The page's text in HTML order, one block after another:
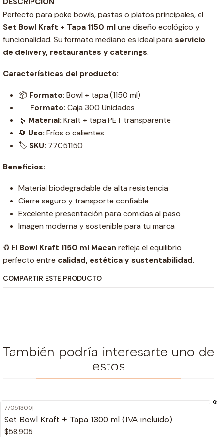
Perfecto para poke bowls, pastas o platos principales, el
Set Bowl Kraft + Tapa 1150 mlune diseño ecológico y
funcionalidad. Su formato mediano es ideal para servicio
de delivery, restaurantes y caterings.
Características del producto:
📦 Formato: Bowl + tapa (1150 ml)
Formato: Caja 300 Unidades
🌿 Material: Kraft + tapa PET transparente
🔄 Uso: Fríos o calientes
🏷️ SKU: 77051150
Beneficios:
Material biodegradable de alta resistencia
Cierre seguro y transporte confiable
Excelente presentación para comidas al paso
Imagen moderna y sostenible para tu marca
♻️ El Bowl Kraft 1150 ml Macan refleja el equilibrio
perfecto entre calidad, estética y sustentabilidad.
COMPARTIR ESTE PRODUCTO
También podría interesarte uno de
estos
77051300|
Set Bowl Kraft + Tapa 1300 ml (IVA incluido)
$58.905